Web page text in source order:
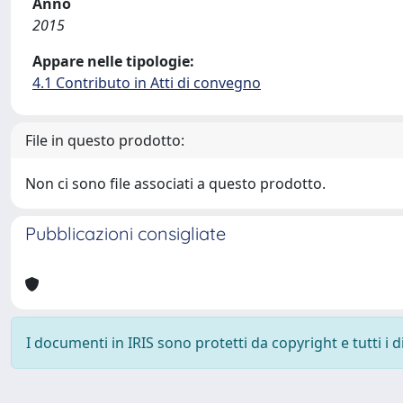
2015
Appare nelle tipologie:
4.1 Contributo in Atti di convegno
File in questo prodotto:
Non ci sono file associati a questo prodotto.
Pubblicazioni consigliate
I documenti in IRIS sono protetti da copyright e tutti i